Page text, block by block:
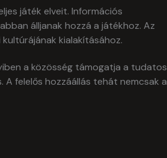
játék elveit. Információs
álljanak hozzá a játékhoz. Az
kialakításához.
a közösség támogatja a tudatos
felelős hozzáállás tehát nemcsak a